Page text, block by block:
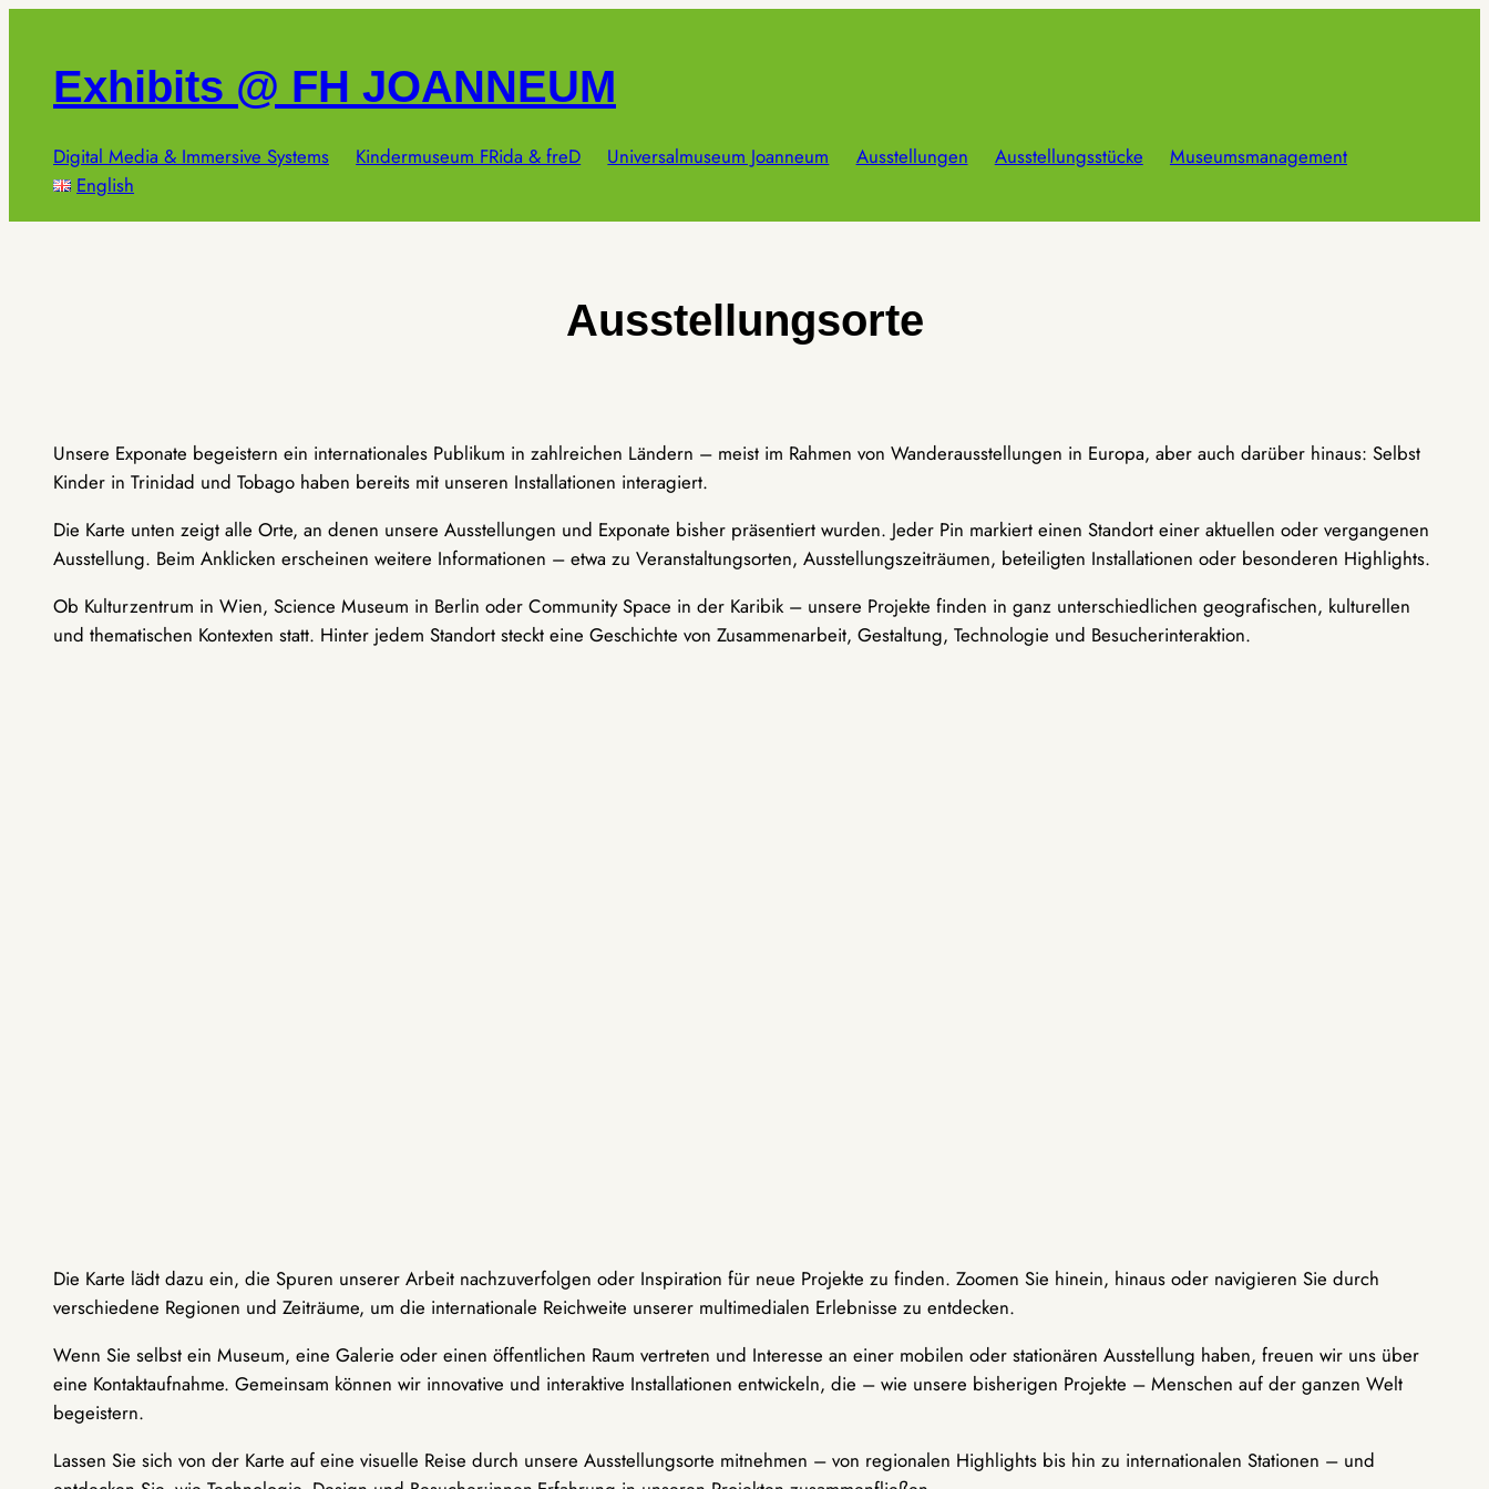
springenExhibits @ FH JOANNEUM
Digital Media & Immersive Systems Kindermuseum FRida & freD Universalmuseum Joanneum Ausstellungen Ausstellungsstücke
Museumsmanagement
English
Ausstellungsorte
Unsere Exponate begeistern ein internationales Publikum in zahlreichen Ländern – meist im Rahmen von Wanderausstellungen in Europa, aber auch darüber hinaus: Selbst
Kinder in Trinidad und Tobago haben bereits mit unseren Installationen interagiert.
Die Karte unten zeigt alle Orte, an denen unsere Ausstellungen und Exponate bisher präsentiert wurden. Jeder Pin markiert einen Standort einer aktuellen oder vergangenen
Ausstellung. Beim Anklicken erscheinen weitere Informationen – etwa zu Veranstaltungsorten, Ausstellungszeiträumen, beteiligten Installationen oder besonderen Highlights.
Ob Kulturzentrum in Wien, Science Museum in Berlin oder Community Space in der Karibik – unsere Projekte finden in ganz unterschiedlichen geografischen, kulturellen
und thematischen Kontexten statt. Hinter jedem Standort steckt eine Geschichte von Zusammenarbeit, Gestaltung, Technologie und Besucherinteraktion.
Die Karte lädt dazu ein, die Spuren unserer Arbeit nachzuverfolgen oder Inspiration für neue Projekte zu finden. Zoomen Sie hinein, hinaus oder navigieren Sie durch
verschiedene Regionen und Zeiträume, um die internationale Reichweite unserer multimedialen Erlebnisse zu entdecken.
Wenn Sie selbst ein Museum, eine Galerie oder einen öffentlichen Raum vertreten und Interesse an einer mobilen oder stationären Ausstellung haben, freuen wir uns über
eine Kontaktaufnahme. Gemeinsam können wir innovative und interaktive Installationen entwickeln, die – wie unsere bisherigen Projekte – Menschen auf der ganzen Welt
begeistern.
Lassen Sie sich von der Karte auf eine visuelle Reise durch unsere Ausstellungsorte mitnehmen – von regionalen Highlights bis hin zu internationalen Stationen – und